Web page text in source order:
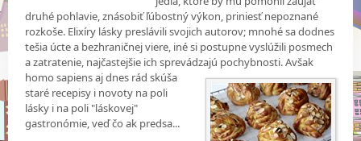
druhé pohlavie, znásobiť ľúbostný výkon, priniesť nepoznané
rozkoše. Elixíry lásky preslávili svojich autorov; mnohé sa dodnes
tešia úcte a bezhraničnej viere, iné si postupne vyslúžili posmech
a zatratenie, najčastejšie ich sprevádzajú pochybnosti. Avšak
homo sapiens aj dnes rád skúša
staré recepisy i novoty na poli
lásky i na poli "láskovej"
gastronómie, veď čo ak predsa...